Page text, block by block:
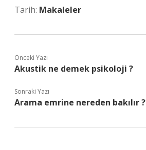
Tarih: Makaleler
Önceki Yazı
Akustik ne demek psikoloji ?
Sonraki Yazı
Arama emrine nereden bakılır ?